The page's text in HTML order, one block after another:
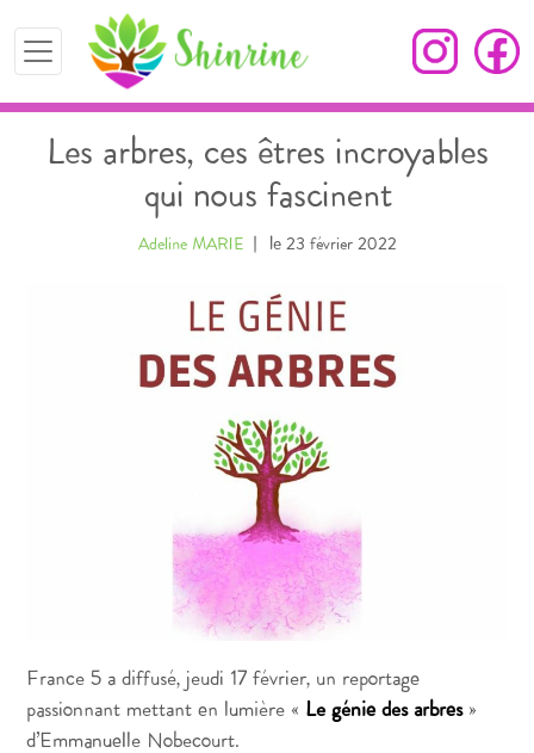
Les arbres, ces êtres incroyables
qui nous fascinent
Adeline MARIE | le 23 février 2022
France 5 a diffusé, jeudi 17 février, un reportage
passionnant mettant en lumière « Le génie des arbres»
d’Emmanuelle Nobecourt.